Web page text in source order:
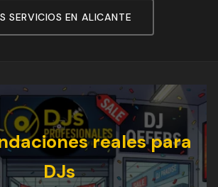
SERVICIOS EN ALICANTE
reales para
DJs